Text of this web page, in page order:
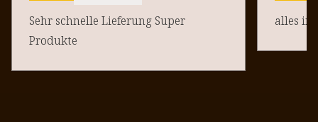
Sehr schnelle Lieferung Super
Produkte
alles in